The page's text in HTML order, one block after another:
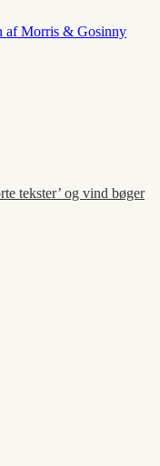
af Morris & Gosinny
tekster’ og vind bøger